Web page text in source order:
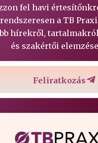
fel havi
a TB
hírekről,
és szakértői
Feliratkozás